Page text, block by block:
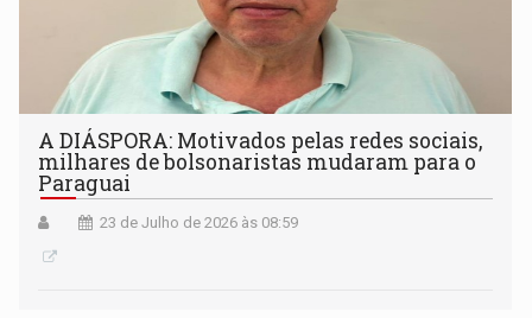
A DIÁSPORA: Motivados pelas redes sociais,
milhares de bolsonaristas mudaram para o
Paraguai
23 de Julho de 2026 às 08:59